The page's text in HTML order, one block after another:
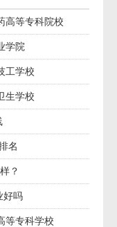
高等专科院校
学院
工学校
生学校
名
？
好吗
等专科学校